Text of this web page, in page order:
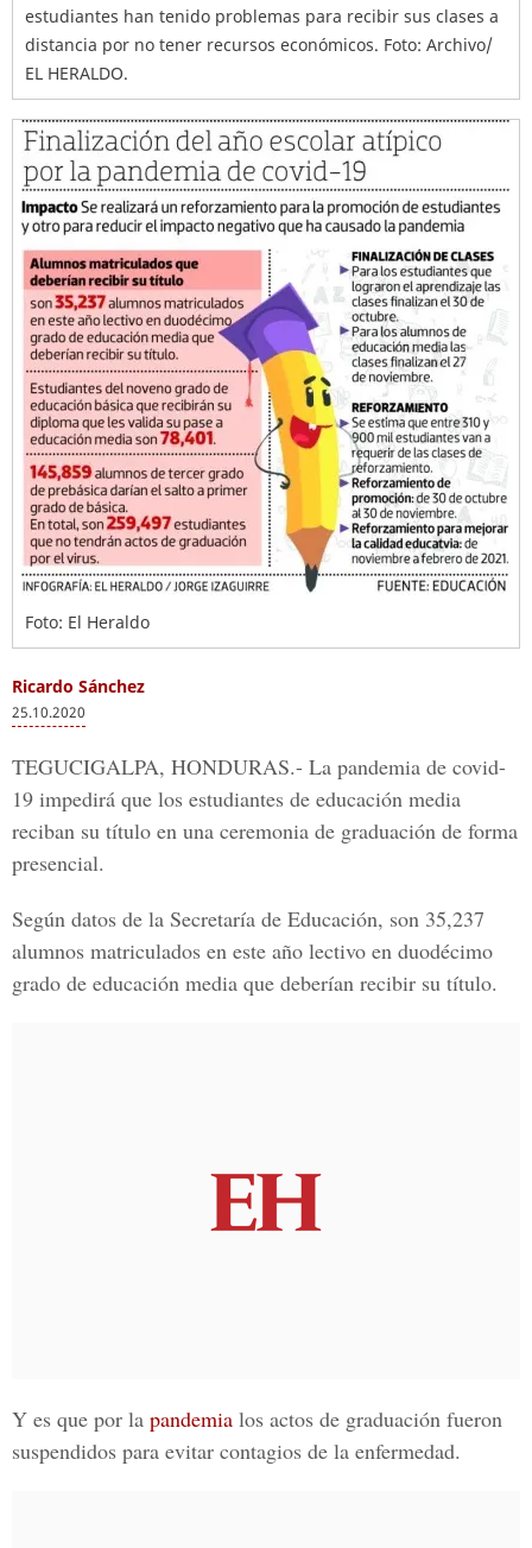
estudiantes han tenido problemas para recibir sus clases a
distancia por no tener recursos económicos. Foto: Archivo/
EL HERALDO.
Foto: El Heraldo
Ricardo Sánchez
25.10.2020
TEGUCIGALPA, HONDURAS.- La pandemia de covid-
19 impedirá que los estudiantes de educación media
reciban su título en una ceremonia de graduación de forma
presencial.
Según datos de la Secretaría de Educación, son 35,237
alumnos matriculados en este año lectivo en duodécimo
grado de educación media que deberían recibir su título.
Y es que por la pandemia los actos de graduación fueron
suspendidos para evitar contagios de la enfermedad.